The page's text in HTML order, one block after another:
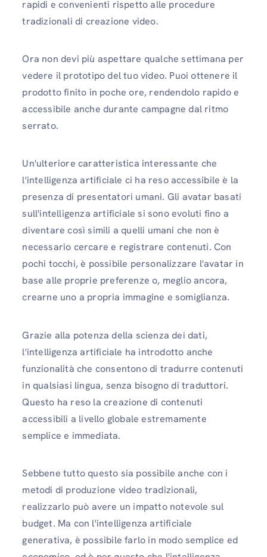
rapidi e convenienti rispetto alle procedure
tradizionali di creazione video.
Ora non devi più aspettare qualche settimana per
vedere il prototipo del tuo video. Puoi ottenere il
prodotto finito in poche ore, rendendolo rapido e
accessibile anche durante campagne dal ritmo
serrato.
Un'ulteriore caratteristica interessante che
l'intelligenza artificiale ci ha reso accessibile è la
presenza di presentatori umani. Gli avatar basati
sull'intelligenza artificiale si sono evoluti fino a
diventare così simili a quelli umani che non è
necessario cercare e registrare contenuti. Con
pochi tocchi, è possibile personalizzare l'avatar in
base alle proprie preferenze o, meglio ancora,
crearne uno a propria immagine e somiglianza.
Grazie alla potenza della scienza dei dati,
l'intelligenza artificiale ha introdotto anche
funzionalità che consentono di tradurre contenuti
in qualsiasi lingua, senza bisogno di traduttori.
Questo ha reso la creazione di contenuti
accessibili a livello globale estremamente
semplice e immediata.
Sebbene tutto questo sia possibile anche con i
metodi di produzione video tradizionali,
realizzarlo può avere un impatto notevole sul
budget. Ma con l'intelligenza artificiale
generativa, è possibile farlo in modo semplice ed